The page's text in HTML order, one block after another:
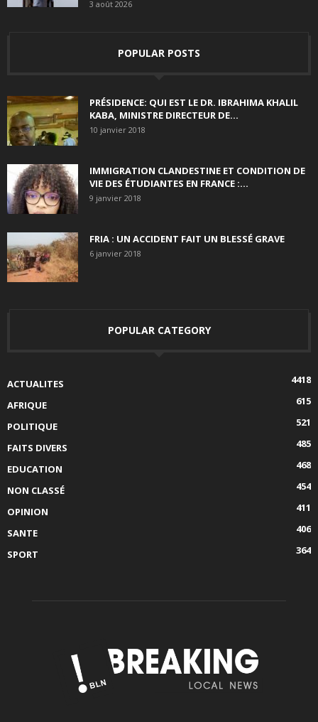
3 août 2026
POPULAR POSTS
PRÉSIDENCE: QUI EST LE DR. IBRAHIMA KHALIL
KABA, MINISTRE DIRECTEUR DE...
10 janvier 2018
IMMIGRATION CLANDESTINE ET CONDITION DE
VIE DES ÉTUDIANTES EN FRANCE :...
9 janvier 2018
FRIA : UN ACCIDENT FAIT UN BLESSÉ GRAVE
6 janvier 2018
POPULAR CATEGORY
ACTUALITES
4418
AFRIQUE
615
POLITIQUE
521
FAITS DIVERS
485
EDUCATION
468
NON CLASSÉ
454
OPINION
411
SANTE
406
SPORT
364